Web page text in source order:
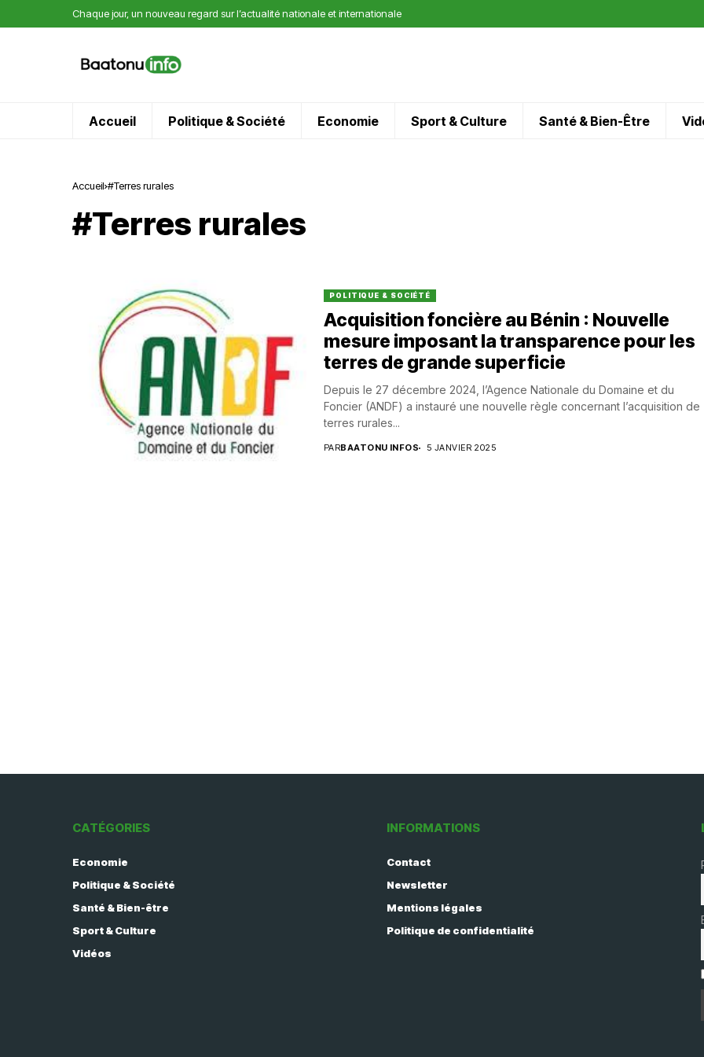
Chaque jour, un nouveau regard sur l’actualité nationale et internationale
Accueil Politique & Société Economie Sport & Culture Santé & Bien-Être
Accueil #Terres rurales
#Terres rurales
POLITIQUE & SOCIÉTÉ
Acquisition foncière au Bénin : Nouvelle
mesure imposant la transparence pour les
terres de grande superficie
Depuis le 27 décembre 2024, l’Agence Nationale du Domaine et du
Foncier (ANDF) a instauré une nouvelle règle concernant l’acquisition de
terres rurales...
PARBAATONU INFOS 5 JANVIER 2025
CATÉGORIES
Economie
Politique & Société
Santé & Bien-être
Sport & Culture
Vidéos
INFORMATIONS
Contact
Newsletter
Mentions légales
Politique de confidentialité